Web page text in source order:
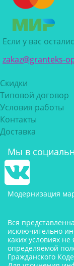
Если у вас
zakaz@granteks-
Скидки
Типовой договор
Условия работы
Контакты
Доставка
Мы в
Модернизация
Вся
исключительно
каких условиях
определяемой
Гражданского